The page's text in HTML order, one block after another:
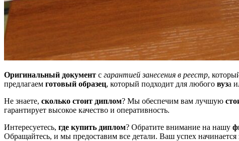
Оригинальный документ с гарантией занесения в реестр,
предлагаем готовый образец, который подходит для любого вузa
Не знаете, сколько стоит диплом? Мы обеспечим вам лучшую
гарантирует высокое качество и оперативность.
Интересуетесь, где купить диплом? Обратите внимание на нашу
Обращайтесь, и мы предоставим все детали. Ваш успех начинается